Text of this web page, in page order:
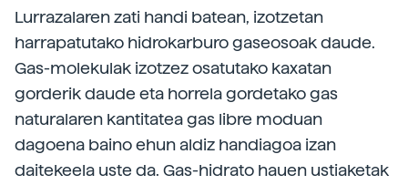
Lurrazalaren zati handi batean, izotzetan
harrapatutako hidrokarburo gaseosoak daude.
Gas-molekulak izotzez osatutako kaxatan
gorderik daude eta horrela gordetako gas
naturalaren kantitatea gas libre moduan
dagoena baino ehun aldiz handiagoa izan
daitekeela uste da. Gas-hidrato hauen ustiaketak